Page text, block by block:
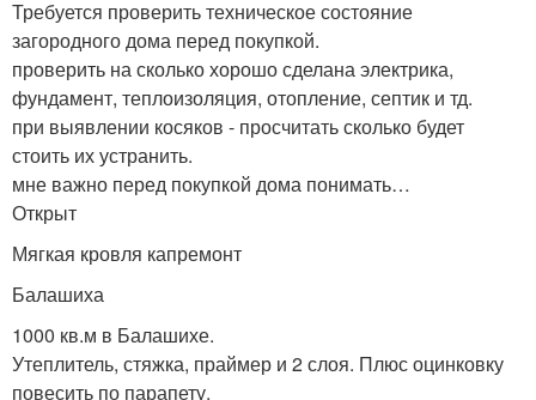
Требуется проверить техническое состояние
загородного дома перед покупкой.
проверить на сколько хорошо сделана электрика,
фундамент, теплоизоляция, отопление, септик и тд.
при выявлении косяков - просчитать сколько будет
стоить их устранить.
мне важно перед покупкой дома понимать…
Открыт
Мягкая кровля капремонт
Балашиха
1000 кв.м в Балашихе.
Утеплитель, стяжка, праймер и 2 слоя. Плюс оцинковку
повесить по парапету.